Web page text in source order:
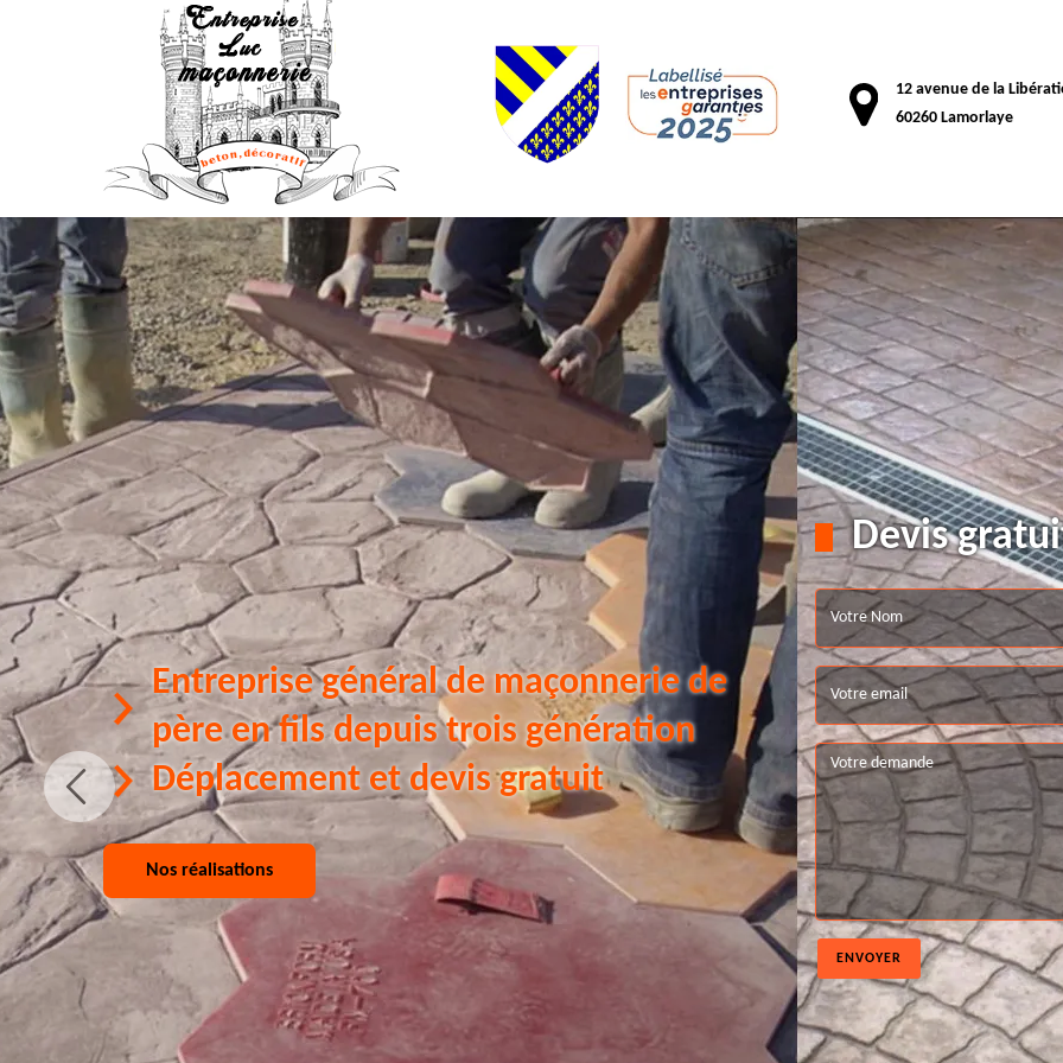
12 avenue de la
60260 Lamorlaye
Entreprise général de maçonnerie de
père en fils depuis trois génération
Déplacement et devis gratuit
Nos réalisations
Devis